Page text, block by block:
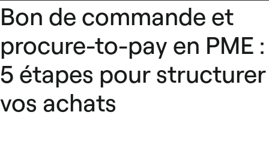
Bon de commande et
procure-to-pay en PME :
5 étapes pour structurer
vos achats